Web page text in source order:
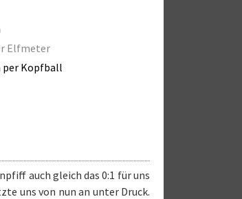
Elfmeter
per Kopfball
auch gleich das 0:1 für uns
uns von nun an unter Druck.